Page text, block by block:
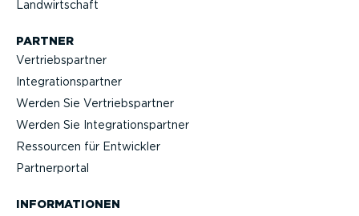
Landwirt­schaft
PARTNER
Vertriebs­partner
Integra­ti­ons­partner
Werden Sie Vertriebs­partner
Werden Sie Integra­ti­ons­partner
Ressourcen für Entwickler
Partner­portal
INFOR­MA­TIONEN